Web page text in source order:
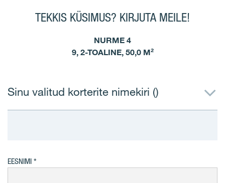
TEKKIS KÜSIMUS? KIRJUTA MEILE!
NURME 4
9, 2-TOALINE, 50,0 M²
Sinu valitud korterite nimekiri ()
EESNIMI